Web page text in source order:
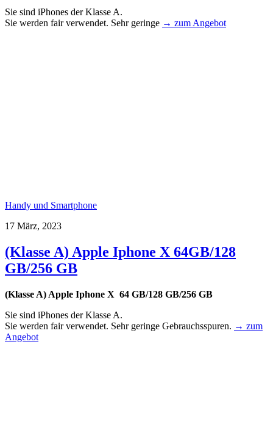
Sie sind iPhones der Klasse A.
Sie werden fair verwendet. Sehr geringe → zum Angebot
Handy und Smartphone
17 März, 2023
(Klasse A) Apple Iphone X 64GB/128
GB/256 GB
(Klasse A) Apple Iphone X 64 GB/128 GB/256 GB
Sie sind iPhones der Klasse A.
Sie werden fair verwendet. Sehr geringe Gebrauchsspuren. → zum
Angebot